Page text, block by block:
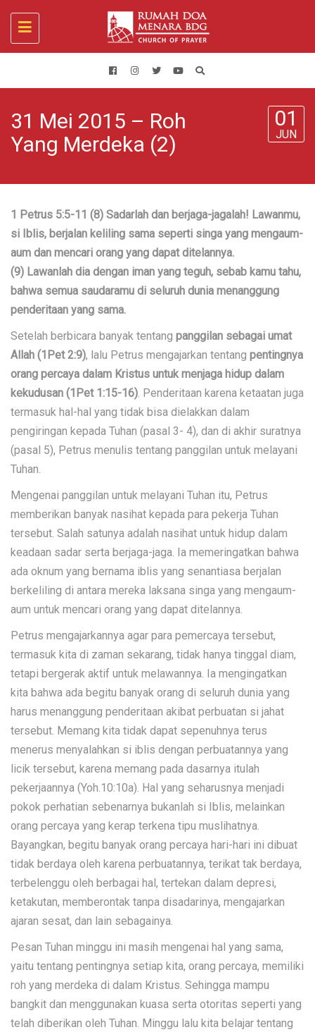
Toggle
navigation
31 Mei 2015 – Roh
Yang Merdeka (2)
01
JUN
1 Petrus 5:5-11 (8) Sadarlah dan berjaga-jagalah! Lawanmu,
si Iblis, berjalan keliling sama seperti singa yang mengaum-
aum dan mencari orang yang dapat ditelannya.
(9) Lawanlah dia dengan iman yang teguh, sebab kamu tahu,
bahwa semua saudaramu di seluruh dunia menanggung
penderitaan yang sama.
Setelah berbicara banyak tentang panggilan sebagai umat
Allah (1Pet 2:9), lalu Petrus mengajarkan tentang pentingnya
orang percaya dalam Kristus untuk menjaga hidup dalam
kekudusan (1Pet 1:15-16). Penderitaan karena ketaatan juga
termasuk hal-hal yang tidak bisa dielakkan dalam
pengiringan kepada Tuhan (pasal 3- 4), dan di akhir suratnya
(pasal 5), Petrus menulis tentang panggilan untuk melayani
Tuhan.
Mengenai panggilan untuk melayani Tuhan itu, Petrus
memberikan banyak nasihat kepada para pekerja Tuhan
tersebut. Salah satunya adalah nasihat untuk hidup dalam
keadaan sadar serta berjaga-jaga. Ia memeringatkan bahwa
ada oknum yang bernama iblis yang senantiasa berjalan
berkeliling di antara mereka laksana singa yang mengaum-
aum untuk mencari orang yang dapat ditelannya.
Petrus mengajarkannya agar para pemercaya tersebut,
termasuk kita di zaman sekarang, tidak hanya tinggal diam,
tetapi bergerak aktif untuk melawannya. Ia mengingatkan
kita bahwa ada begitu banyak orang di seluruh dunia yang
harus menanggung penderitaan akibat perbuatan si jahat
tersebut. Memang kita tidak dapat sepenuhnya terus
menerus menyalahkan si iblis dengan perbuatannya yang
licik tersebut, karena memang pada dasarnya itulah
pekerjaannya (Yoh.10:10a). Hal yang seharusnya menjadi
pokok perhatian sebenarnya bukanlah si Iblis, melainkan
orang percaya yang kerap terkena tipu muslihatnya.
Bayangkan, begitu banyak orang percaya hari-hari ini dibuat
tidak berdaya oleh karena perbuatannya, terikat tak berdaya,
terbelenggu oleh berbagai hal, tertekan dalam depresi,
ketakutan, memberontak tanpa disadarinya, mengajarkan
ajaran sesat, dan lain sebagainya.
Pesan Tuhan minggu ini masih mengenai hal yang sama,
yaitu tentang pentingnya setiap kita, orang percaya, memiliki
roh yang merdeka di dalam Kristus. Sehingga mampu
bangkit dan menggunakan kuasa serta otoritas seperti yang
telah diberikan oleh Tuhan. Minggu lalu kita belajar tentang